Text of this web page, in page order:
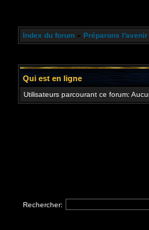
Index du forum » Préparons l'avenir
Qui est en ligne
Utilisateurs parcourant ce forum:
Rechercher: